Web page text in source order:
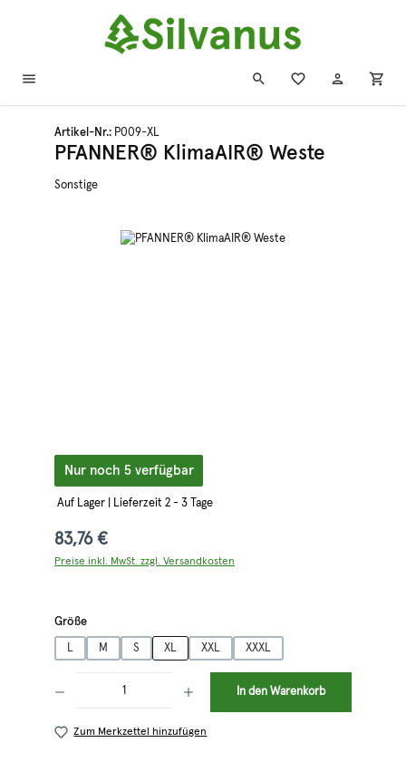
Zum Hauptinhalt springen
Artikel-Nr.: P009-XL
PFANNER® KlimaAIR® Weste
Sonstige
Bildergalerie überspringen
Nur noch 5 verfügbar
Auf Lager | Lieferzeit 2 - 3 Tage
83,76 €
Preise inkl. MwSt. zzgl. Versandkosten
Größeauswählen
L M S XL XXL XXXL
In den Warenkorb
Zum Merkzettel hinzufügen